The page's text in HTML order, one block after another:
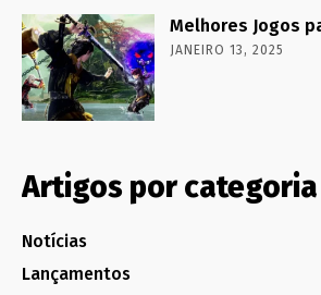
Melhores Jogos
JANEIRO 13, 2025
Artigos por categoria
Notícias
Lançamentos